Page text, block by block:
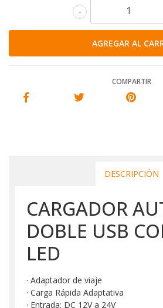
-
COMPARTIR
DESCRIPCIÓN
CARGADOR
DOBLE USB
LED
· Adaptador de viaje
· Carga Rápida Adaptativa
· Entrada: DC 12V a 24V